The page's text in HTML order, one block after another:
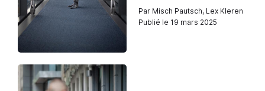
Par Misch Pautsch, Lex Kleren
Publié le 19 mars 2025